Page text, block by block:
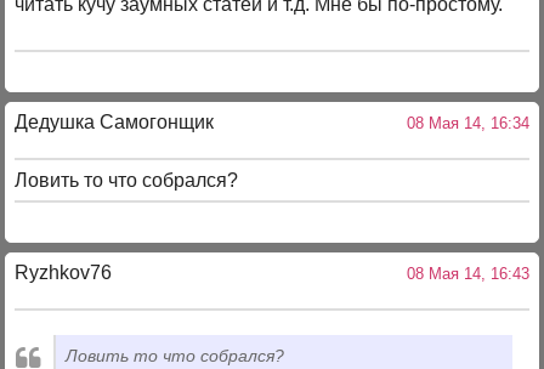
читать кучу заумных статей и т.д. Мне бы по-простому.
Дедушка Самогонщик 08 Мая 14, 16:34
Ловить то что собрался?
Ryzhkov76 08 Мая 14, 16:43
Ловить то что собрался?